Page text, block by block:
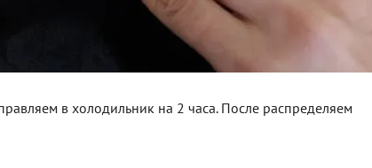
в холодильник на 2 часа. После распределяем